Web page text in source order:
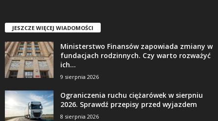
JESZCZE WIĘCEJ WIADOMOŚCI
Ministerstwo Finansów zapowiada zmiany w
fundacjach rodzinnych. Czy warto rozważyć
ich...
9 sierpnia 2026
Ograniczenia ruchu ciężarówek w sierpniu
2026. Sprawdź przepisy przed wyjazdem
8 sierpnia 2026